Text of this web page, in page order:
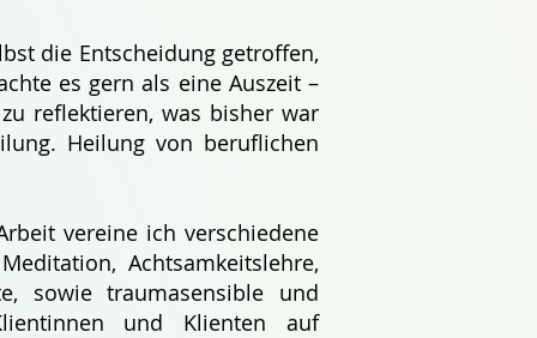
die Entscheidung getroffen,
es gern als eine Auszeit –
reflektieren, was bisher war
Heilung von beruflichen
vereine ich verschiedene
Achtsamkeitslehre,
sowie traumasensible und
und Klienten auf